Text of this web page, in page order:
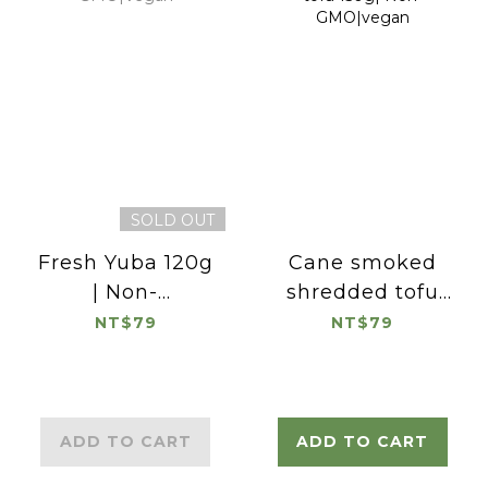
SOLD OUT
Fresh Yuba 120g
| Non-
GMO|Vegan
NT$79
ADD TO CART
Cane smoked
shredded tofu
150g| Non-
NT$79
ADD TO CART